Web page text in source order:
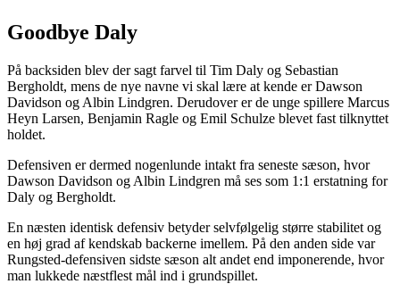
Goodbye Daly
På backsiden blev der sagt farvel til Tim Daly og Sebastian
Bergholdt, mens de nye navne vi skal lære at kende er Dawson
Davidson og Albin Lindgren. Derudover er de unge spillere Marcus
Heyn Larsen, Benjamin Ragle og Emil Schulze blevet fast tilknyttet
holdet.
Defensiven er dermed nogenlunde intakt fra seneste sæson, hvor
Dawson Davidson og Albin Lindgren må ses som 1:1 erstatning for
Daly og Bergholdt.
En næsten identisk defensiv betyder selvfølgelig større stabilitet og
en høj grad af kendskab backerne imellem. På den anden side var
Rungsted-defensiven sidste sæson alt andet end imponerende, hvor
man lukkede næstflest mål ind i grundspillet.